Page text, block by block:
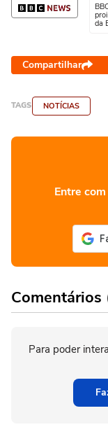
da
Compartilhar
TAGS NOTÍCIAS
Entre
Comentários
Para poder